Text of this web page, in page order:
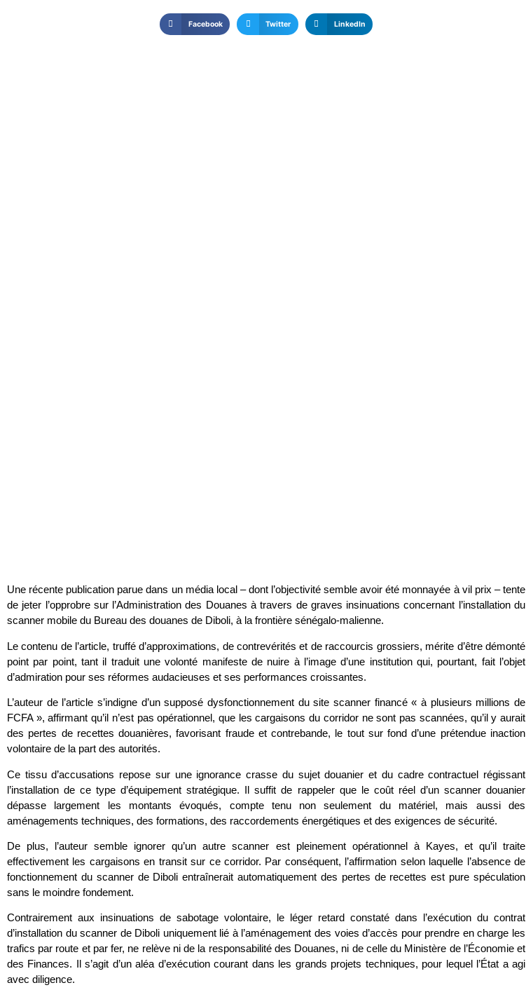
Facebook Twitter LinkedIn
Une récente publication parue dans un média local – dont l’objectivité semble avoir été monnayée à vil prix – tente
de jeter l’opprobre sur l’Administration des Douanes à travers de graves insinuations concernant l’installation du
scanner mobile du Bureau des douanes de Diboli, à la frontière sénégalo-malienne.
Le contenu de l’article, truffé d’approximations, de contrevérités et de raccourcis grossiers, mérite d’être démonté
point par point, tant il traduit une volonté manifeste de nuire à l’image d’une institution qui, pourtant, fait l’objet
d’admiration pour ses réformes audacieuses et ses performances croissantes.
L’auteur de l’article s’indigne d’un supposé dysfonctionnement du site scanner financé « à plusieurs millions de
FCFA », affirmant qu’il n’est pas opérationnel, que les cargaisons du corridor ne sont pas scannées, qu’il y aurait
des pertes de recettes douanières, favorisant fraude et contrebande, le tout sur fond d’une prétendue inaction
volontaire de la part des autorités.
Ce tissu d’accusations repose sur une ignorance crasse du sujet douanier et du cadre contractuel régissant
l’installation de ce type d’équipement stratégique. Il suffit de rappeler que le coût réel d’un scanner douanier
dépasse largement les montants évoqués, compte tenu non seulement du matériel, mais aussi des
aménagements techniques, des formations, des raccordements énergétiques et des exigences de sécurité.
De plus, l’auteur semble ignorer qu’un autre scanner est pleinement opérationnel à Kayes, et qu’il traite
effectivement les cargaisons en transit sur ce corridor. Par conséquent, l’affirmation selon laquelle l’absence de
fonctionnement du scanner de Diboli entraînerait automatiquement des pertes de recettes est pure spéculation
sans le moindre fondement.
Contrairement aux insinuations de sabotage volontaire, le léger retard constaté dans l’exécution du contrat
d’installation du scanner de Diboli uniquement lié à l’aménagement des voies d’accès pour prendre en charge les
trafics par route et par fer, ne relève ni de la responsabilité des Douanes, ni de celle du Ministère de l’Économie et
des Finances. Il s’agit d’un aléa d’exécution courant dans les grands projets techniques, pour lequel l’État a agi
avec diligence.